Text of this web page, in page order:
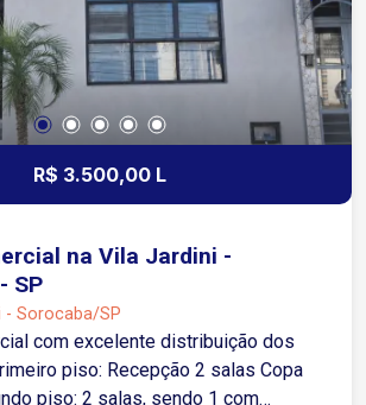
R$ 3.500,00 L
na Vila Jardini -
SP
- Sorocaba/SP
com excelente distribuição dos